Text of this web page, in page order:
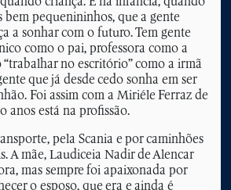
quando criança. É na infância, quando
bem pequenininhos, que a gente
a sonhar com o futuro. Tem gente
como o pai, professora como a
“trabalhar no escritório” como a irmã
que já desde cedo sonha em ser
Foi assim com a Miriéle Ferraz de
anos está na profissão.
pela Scania e por caminhões
A mãe, Laudiceia Nadir de Alencar
mas sempre foi apaixonada por
o esposo, que era e ainda é